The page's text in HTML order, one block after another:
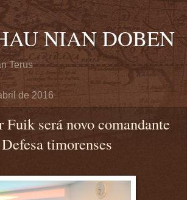
NIAN DOBEN
Terus
de 2016
Fuik será novo comandante
timorenses